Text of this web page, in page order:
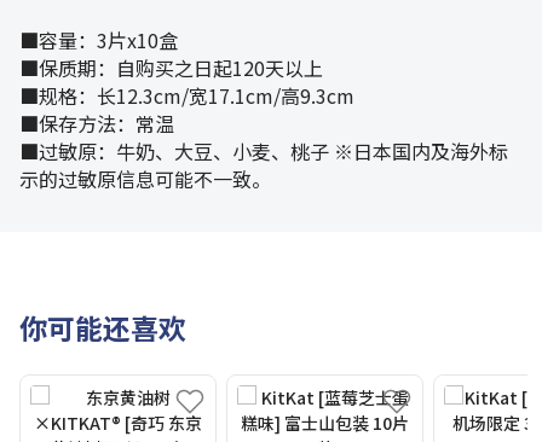
■容量：3片x10盒
■保质期：自购买之日起120天以上
■规格：长12.3cm/宽17.1cm/高9.3cm
■保存方法：常温
■过敏原：牛奶、大豆、小麦、桃子 ※日本国内及海外标
示的过敏原信息可能不一致。
你可能还喜欢